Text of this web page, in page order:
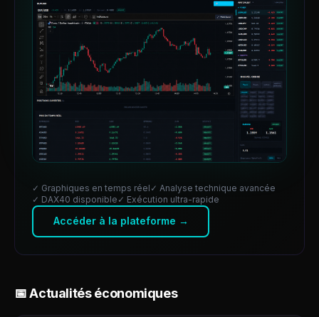
✓ Graphiques en temps réel ✓ Analyse technique avancée
✓ DAX40 disponible ✓ Exécution ultra-rapide
Accéder à la plateforme →
📅 Actualités économiques